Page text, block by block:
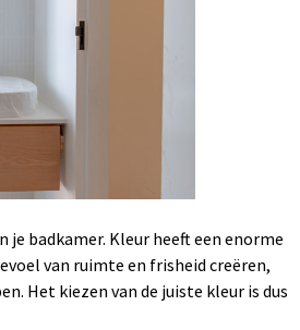
badkamer. Kleur heeft een enorme
van ruimte en frisheid creëren,
Het kiezen van de juiste kleur is dus